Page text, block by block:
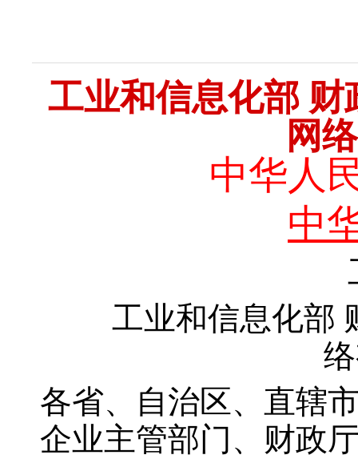
工业和信息化部 财
网
中华人
中
工
工业和信息化部
各省、自治区、直辖
企业主管部门、财政